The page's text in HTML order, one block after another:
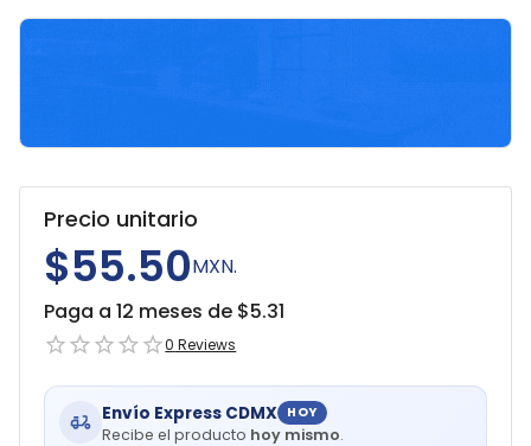
Precio unitario
$55.50MXN.
Paga a 12 meses de $5.31
0 Reviews
Envío Express CDMX HOY
Recibe el producto hoy mismo.